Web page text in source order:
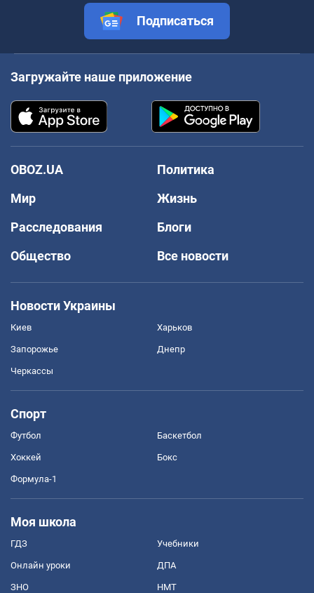
Подписаться
Загружайте наше приложение
OBOZ.UA
Политика
Мир
Жизнь
Расследования
Блоги
Общество
Все новости
Новости Украины
Киев Харьков
Запорожье Днепр
Черкассы
Спорт
Футбол Баскетбол
Хоккей Бокс
Формула-1
Моя школа
ГДЗ Учебники
Онлайн уроки ДПА
ЗНО НМТ